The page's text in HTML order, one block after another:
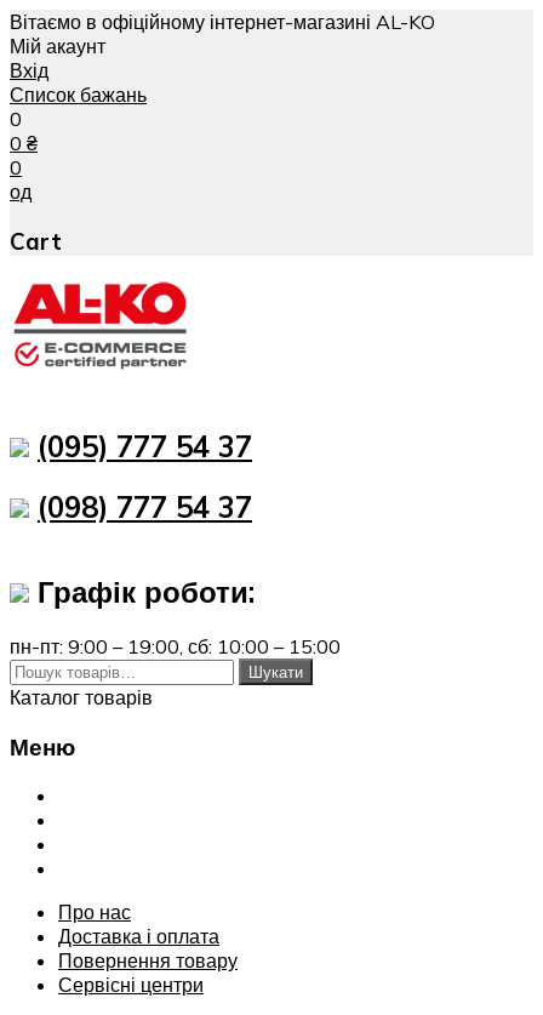
Вітаємо в офіційному інтернет-магазині AL-KO
Мій акаунт
Вхід
Список бажань
0
0 ₴
0
од
Cart
(095) 777 54 37
(098) 777 54 37
Графік роботи:
пн-пт: 9:00 – 19:00, сб: 10:00 – 15:00
Шукати:
Шукати
Каталог товарів
Меню
Переглянути
Про нас
Доставка і оплата
Повернення товару
Сервісні центри